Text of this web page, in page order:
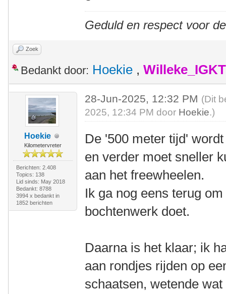
Geduld en respect voor
Zoek
Bedankt door: Hoekie , Willeke_IGKT
Hoekie
Kilometervreter
Berichten: 2.408
Topics: 138
Lid sinds: May 2018
Bedankt: 8788
3994 x bedankt in
1852 berichten
28-Jun-2025, 12:32 PM (Dit
2025, 12:34 PM door Hoekie.)
De '500 meter tijd'
en verder moet sneller
aan het freewheelen.
Ik ga nog eens terug
bochtenwerk doet.
Daarna is het klaar; ik
aan rondjes rijden op
schaatsen, wetende